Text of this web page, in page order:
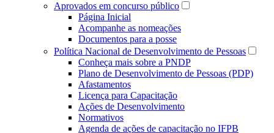
Aprovados em concurso público
Página Inicial
Acompanhe as nomeações
Documentos para a posse
Política Nacional de Desenvolvimento de Pessoas
Conheça mais sobre a PNDP
Plano de Desenvolvimento de Pessoas (PDP)
Afastamentos
Licença para Capacitação
Ações de Desenvolvimento
Normativos
Agenda de ações de capacitação no IFPB